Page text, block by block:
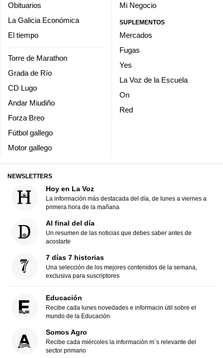
Obituarios
La Galicia Económica
El tiempo
Torre de Marathon
Grada de Río
CD Lugo
Andar Miudiño
Forza Breo
Fútbol gallego
Motor gallego
Mi Negocio
SUPLEMENTOS
Mercados
Fugas
Yes
La Voz de la Escuela
On
Red
NEWSLETTERS
Hoy en La Voz
La información más destacada del día, de lunes a viernes a
primera hora de la mañana
Al final del día
Un resumen de las noticias que debes saber antes de
acostarte
7 días 7 historias
Una selección de los mejores contenidos de la semana,
exclusiva para suscriptores
Educación
Recibe cada lunes novedades e informacin útil sobre el
mundo de la Educación
Somos Agro
Recibe cada miércoles la información m´s relevante del
sector primario